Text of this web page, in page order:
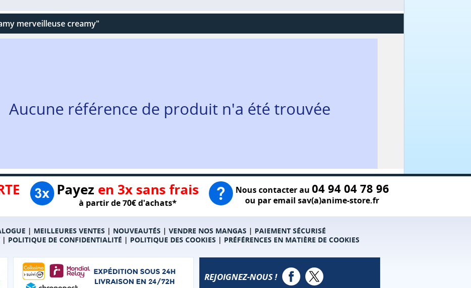
merveilleuse creamy"
Aucune référence de produit n'a été trouvée
Payez en 3x sans frais
à partir de 70€ d'achats*
Nous contacter au 04 94 04 78 96
ou par email sav(a)anime-store.fr
| MEILLEURES VENTES | NOUVEAUTÉS | VENDRE NOS MANGAS | PAIEMENT SÉCURISÉ
| POLITIQUE DE CONFIDENTIALITÉ | POLITIQUE DES COOKIES | PRÉFÉRENCES EN MATIÈRE DE COOKIES
REJOIGNEZ-NOUS !